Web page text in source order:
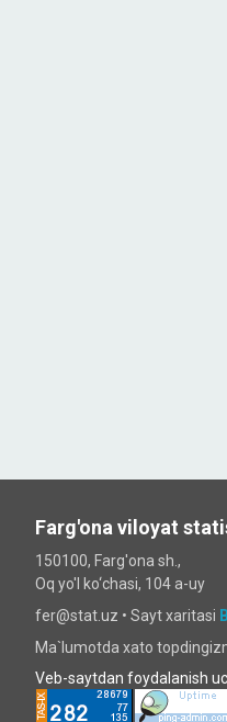
Farg'ona viloyat
150100, Farg'ona sh.,
Oq yo'l ko‘chаsi, 104 a-uy
fer@stat.uz • Sayt xaritasi
Ma`lumotda xato
Veb-saytdan foydalanish